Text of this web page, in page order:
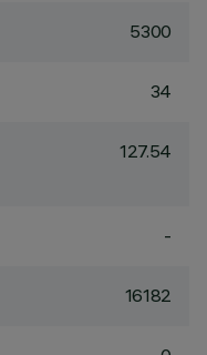
5300
34
127.54
-
16182